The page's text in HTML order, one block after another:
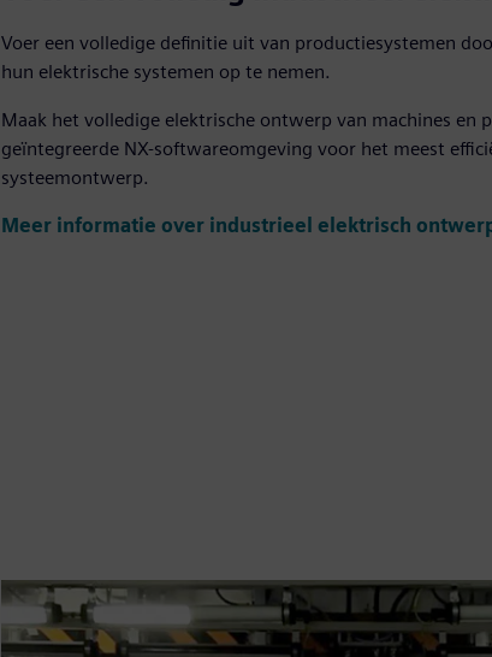
Voer een volledige definitie uit van productiesystemen
hun elektrische systemen op te nemen.
Maak het volledige elektrische ontwerp van machines en
geïntegreerde NX-softwareomgeving voor het meest
systeemontwerp.
Meer informatie over industrieel elektrisch